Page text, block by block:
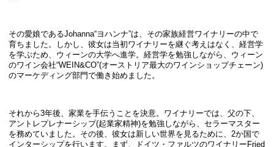
その愛娘であるJohanna“ヨハンナ”は、その家族経営ワイナリーの中で
育ちました。しかし、彼女は当初ワイナリーを継ぐ考えはなく、経営学
を学ぶため、ウィーンの大学へ進学。経営学を勉強しながら、ウィーン
のワイン会社“WEIN&CO”(オーストリア最大のワインショップチェーン)
のマーケディング部門で働き始めました。
それから3年後、家業を手伝うことを決意。ワイナリーでは、父の下、
アントレプレナーシップ(起業家精神)を勉強しながら、セラーマスター
を務めていました。その後、彼女は新しい世界を見るために、2か国で
インターシップを行います。まず、ドイツ・ファルツのワイナリーFried